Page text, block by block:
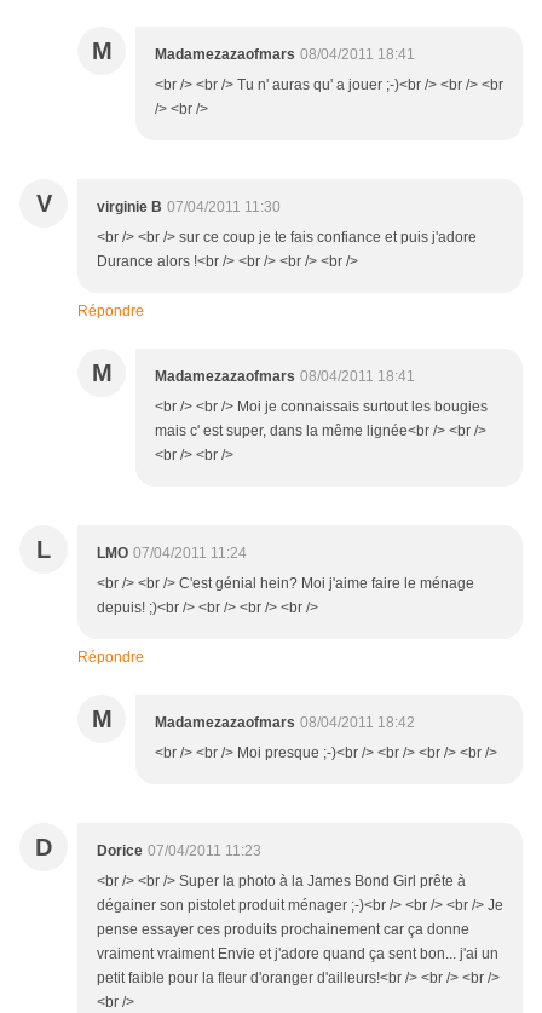
M Madamezazaofmars 08/04/2011 18:41
<br /> <br /> Tu n' auras qu' a jouer ;-)<br /> <br /> <br
/> <br />
V virginie B 07/04/2011 11:30
<br /> <br /> sur ce coup je te fais confiance et puis j'adore
Durance alors !<br /> <br /> <br /> <br />
Répondre
M Madamezazaofmars 08/04/2011 18:41
<br /> <br /> Moi je connaissais surtout les bougies
mais c' est super, dans la même lignée<br /> <br />
<br /> <br />
L LMO 07/04/2011 11:24
<br /> <br /> C'est génial hein? Moi j'aime faire le ménage
depuis! ;)<br /> <br /> <br /> <br />
Répondre
M Madamezazaofmars 08/04/2011 18:42
<br /> <br /> Moi presque ;-)<br /> <br /> <br /> <br />
D Dorice 07/04/2011 11:23
<br /> <br /> Super la photo à la James Bond Girl prête à
dégainer son pistolet produit ménager ;-)<br /> <br /> <br /> Je
pense essayer ces produits prochainement car ça donne
vraiment vraiment Envie et j'adore quand ça sent bon... j'ai un
petit faible pour la fleur d'oranger d'ailleurs!<br /> <br /> <br />
<br />